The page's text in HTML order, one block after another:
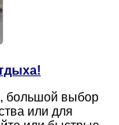
большой выбор
или для